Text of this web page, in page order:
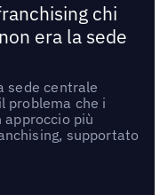
chi
era la sede
sede centrale
problema che i
approccio più
supportato